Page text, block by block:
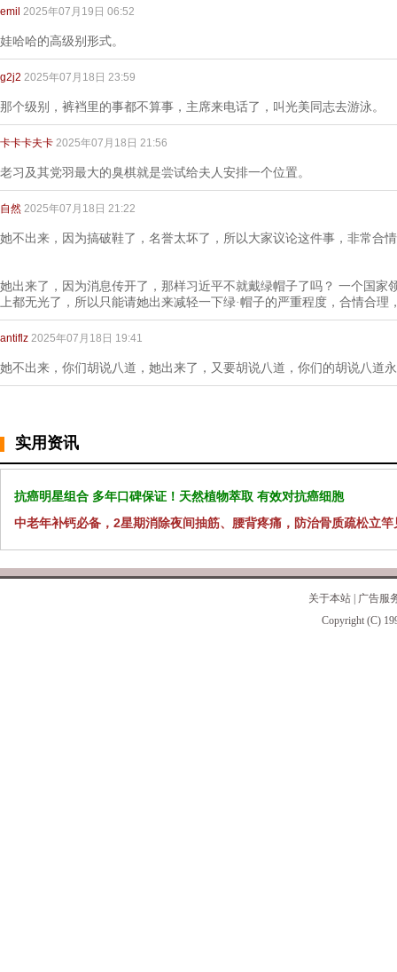
emil 2025年07月19日 06:52
娃哈哈的高级别形式。
g2j2 2025年07月18日 23:59
那个级别，裤裆里的事都不算事，主席来电话了，叫光美同志去游泳。
卡卡卡夫卡 2025年07月18日 21:56
老习及其党羽最大的臭棋就是尝试给夫人安排一个位置。
自然 2025年07月18日 21:22
她不出来，因为搞破鞋了，名誉太坏了，所以大家议论这件事，非常合
她出来了，因为消息传开了，那样习近平不就戴绿帽子了吗？ 一个国家
上都无光了，所以只能请她出来减轻一下绿·帽子的严重程度，合情合理
antiflz 2025年07月18日 19:41
她不出来，你们胡说八道，她出来了，又要胡说八道，你们的胡说八道
实用资讯
抗癌明星组合 多年口碑保证！天然植物萃取 有效对抗癌细胞
中老年补钙必备，2星期消除夜间抽筋、腰背疼痛，防治骨质疏松立竿
关于本站
广告服
Copyright (C)